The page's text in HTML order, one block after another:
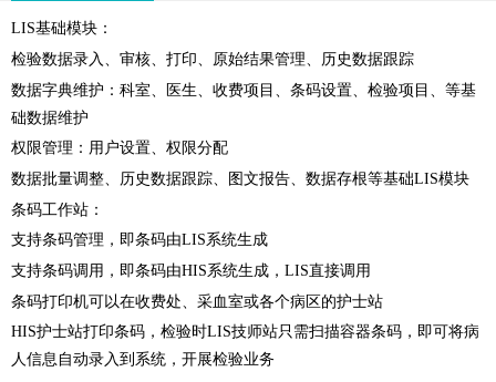
LIS基础模块：
检验数据录入、审核、打印、原始结果管理、历史数据跟踪
数据字典维护：科室、医生、收费项目、条码设置、检验项目、等基
础数据维护
权限管理：用户设置、权限分配
数据批量调整、历史数据跟踪、图文报告、数据存根等基础LIS模块
条码工作站：
支持条码管理，即条码由LIS系统生成
支持条码调用，即条码由HIS系统生成，LIS直接调用
条码打印机可以在收费处、采血室或各个病区的护士站
HIS护士站打印条码，检验时LIS技师站只需扫描容器条码，即可将病
人信息自动录入到系统，开展检验业务